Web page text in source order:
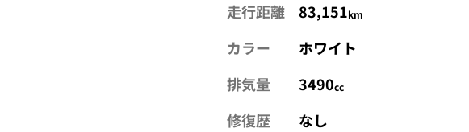
走行距離
83,151km
カラー
ホワイト
排気量
3490cc
修復歴
なし